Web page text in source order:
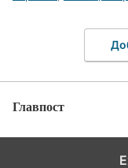
Главпост